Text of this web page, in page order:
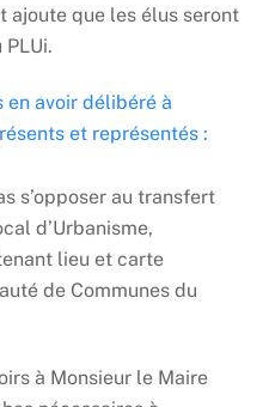
ajoute que les élus seront
en avoir délibéré à
et représentés :
s’opposer au transfert
d’Urbanisme,
lieu et carte
de Communes du
à Monsieur le Maire